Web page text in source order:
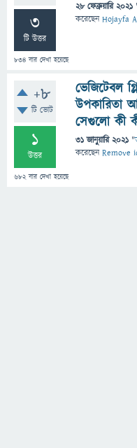
3
টি উত্তর
834 বার দেখা হয়েছে
28 ফেব্রুয়ারি 2021
করেছেনHojayfa
+8
টি ভোট
1
উত্তর
682বার দেখা হয়েছে
ভেজিটেবল
উপকারিতা
সেগুলো কী
31 জানুয়ারি 2021 "
করেছেনRemove